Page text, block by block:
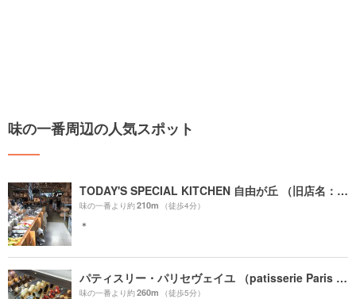
味の一番周辺の人気スポット
TODAY'S SPECIAL KITCHEN 自由が丘 （旧店名：TODAY'S TABLE）
味の一番より約210m （徒歩4分）
＊
パティスリー・パリセヴェイユ （patisserie Paris S'eveille）
味の一番より約260m （徒歩5分）